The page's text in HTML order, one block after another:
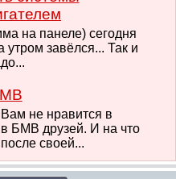
на панеле) сегодня
утром завёлся... Так и
не нравится в
БМВ друзей. И на что
своей...